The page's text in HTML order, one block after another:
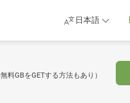
日本語
料GBをGETする方法もあり）